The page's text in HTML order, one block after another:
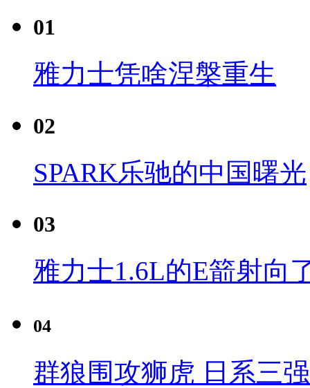
01
雅力士凭啥涅槃重生
02
SPARK乐驰的中国曙光
03
雅力士1.6L的E箭射向
04
群狼围攻狮虎 日系三